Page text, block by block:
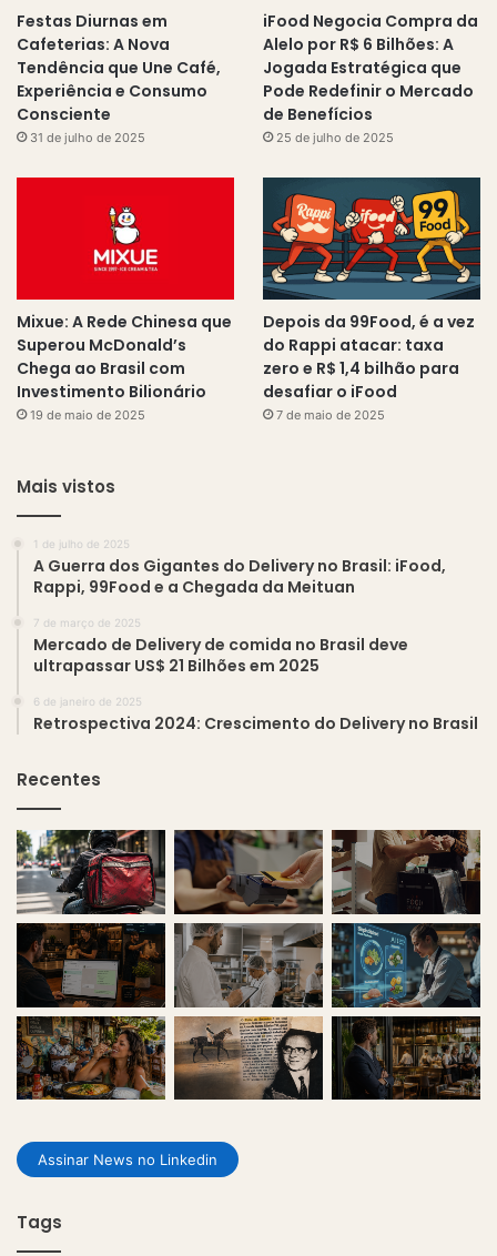
Festas Diurnas em
Cafeterias: A Nova
Tendência que Une Café,
Experiência e Consumo
Consciente
31 de julho de 2025
iFood Negocia Compra da
Alelo por R$ 6 Bilhões: A
Jogada Estratégica que
Pode Redefinir o Mercado
de Benefícios
25 de julho de 2025
Mixue: A Rede Chinesa que
Superou McDonald’s
Chega ao Brasil com
Investimento Bilionário
19 de maio de 2025
Depois da 99Food, é a vez
do Rappi atacar: taxa
zero e R$ 1,4 bilhão para
desafiar o iFood
7 de maio de 2025
Mais vistos
1 de julho de 2025
A Guerra dos Gigantes do Delivery no Brasil: iFood,
Rappi, 99Food e a Chegada da Meituan
7 de março de 2025
Mercado de Delivery de comida no Brasil deve
ultrapassar US$ 21 Bilhões em 2025
6 de janeiro de 2025
Retrospectiva 2024: Crescimento do Delivery no Brasil
Recentes
Assinar News no Linkedin
Tags